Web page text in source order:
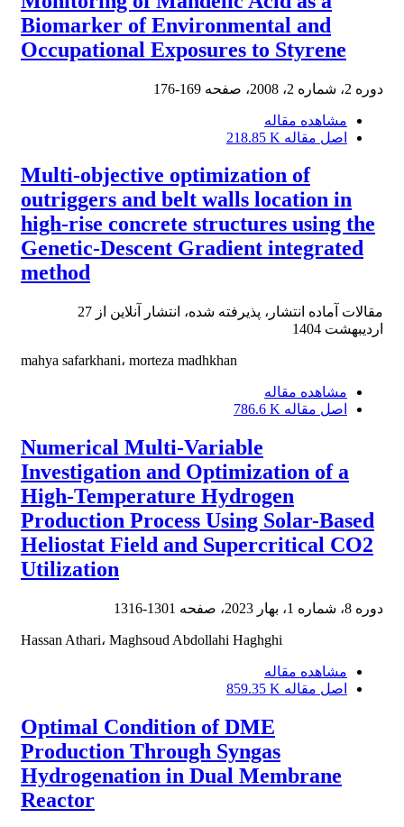
Biomarker of Environmental and
Occupational Exposures to Styrene
دوره 2، شماره 2، 2008، صفحه 169-176
مشاهده مقاله
اصل مقاله 218.85 K
Multi-objective optimization of
outriggers and belt walls location in
high-rise concrete structures using the
Genetic-Descent Gradient integrated
method
مقالات آماده انتشار، پذیرفته شده، انتشار آنلاین از 27
اردیبهشت 1404
mahya safarkhani، morteza madhkhan
مشاهده مقاله
اصل مقاله 786.6 K
Numerical Multi-Variable
Investigation and Optimization of a
High-Temperature Hydrogen
Production Process Using Solar-Based
Heliostat Field and Supercritical CO2
Utilization
دوره 8، شماره 1، بهار 2023، صفحه 1301-1316
Hassan Athari، Maghsoud Abdollahi Haghghi
مشاهده مقاله
اصل مقاله 859.35 K
Optimal Condition of DME
Production Through Syngas
Hydrogenation in Dual Membrane
Reactor